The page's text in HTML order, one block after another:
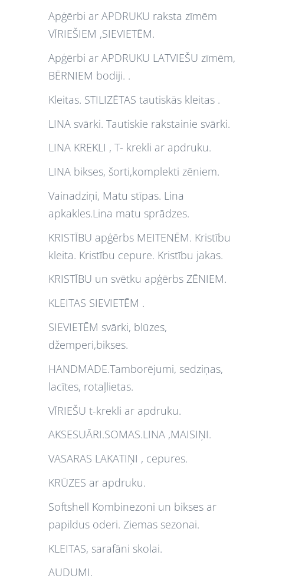
Apģērbi ar APDRUKU raksta zīmēm
VĪRIEŠIEM ,SIEVIETĒM.
Apģērbi ar APDRUKU LATVIEŠU zīmēm,
BĒRNIEM bodiji. .
Kleitas. STILIZĒTAS tautiskās kleitas .
LINA svārki. Tautiskie rakstainie svārki.
LINA KREKLI , T- krekli ar apdruku.
LINA bikses, šorti,komplekti zēniem.
Vainadziņi, Matu stīpas. Lina
apkakles.Lina matu sprādzes.
KRISTĪBU apģērbs MEITENĒM. Kristību
kleita. Kristību cepure. Kristību jakas.
KRISTĪBU un svētku apģērbs ZĒNIEM.
KLEITAS SIEVIETĒM .
SIEVIETĒM svārki, blūzes,
džemperi,bikses.
HANDMADE.Tamborējumi, sedziņas,
lacītes, rotaļlietas.
VĪRIEŠU t-krekli ar apdruku.
AKSESUĀRI.SOMAS.LINA ,MAISIŅI.
VASARAS LAKATIŅI , cepures.
KRŪZES ar apdruku.
Softshell Kombinezoni un bikses ar
papildus oderi. Ziemas sezonai.
KLEITAS, sarafāni skolai.
AUDUMI.